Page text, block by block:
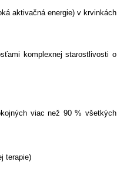
aktivačná energie) v krvinkách
komplexnej starostlivosti o
viac než 90 % všetkých
terapie)